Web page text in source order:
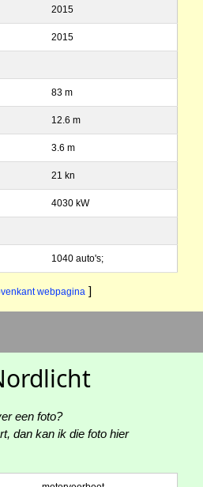
2015
2015
83 m
12.6 m
3.6 m
21 kn
4030 kW
1040 auto's;
webpagina ]
een foto?
dan kan ik die foto hier